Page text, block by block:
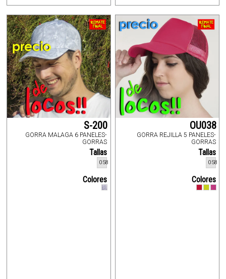
S-200
GORRA MALAGA 6 PANELES-
GORRAS
Tallas
058
Colores
OU038
GORRA REJILLA 5 PANELES-
GORRAS
Tallas
058
Colores